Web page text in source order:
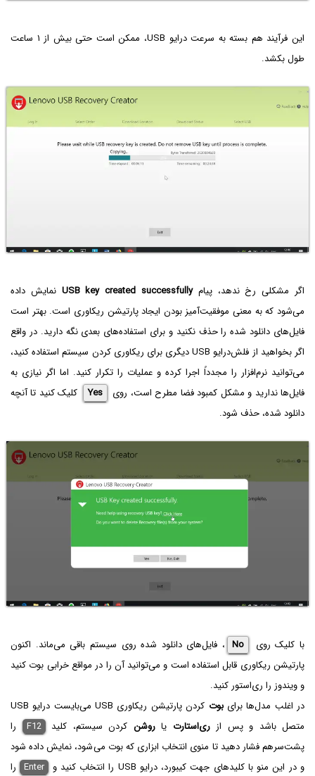
این فرآیند هم بسته به سرعت درایو USB، ممکن است حتی بیش از ۱ ساعت
طول بکشد.
اگر مشکلی رخ ندهد، پیامUSB key created successfully نمایش داده
می‌شود که به معنی موفقیت‌آمیز بودن ایجاد پارتیشن ریکاوری است. بهتر است
فایل‌های دانلود شده را حذف نکنید و برای استفاده‌های بعدی نگه دارید. در واقع
اگر بخواهید از فلش‌درایو USB دیگری برای ریکاوری کردن سیستم استفاده کنید،
می‌توانید نرم‌افزار را مجدداً اجرا کرده و عملیات را تکرار کنید. اما اگر نیازی به
فایل‌ها ندارید و مشکل کمبود فضا مطرح است، روی
Yes
کلیک کنید تا آنچه
دانلود شده، حذف شود.
با کلیک روی No ، فایل‌های دانلود شده روی سیستم باقی می‌ماند. اکنون
پارتیشن ریکاوری قابل استفاده است و می‌توانید آن را در مواقع خرابی بوت کنید
و ویندوز را ری‌استور کنید.
در اغلب مدل‌ها برایبوت
کردن پارتیشن ریکاوری USB می‌بایست درایو USB
متصل باشد و پس ازری‌استارت یاروشن کردن سیستم، کلید F12
را
پشت‌سر‌هم فشار دهید تا منوی انتخاب ابزاری که بوت می‌شود، نمایش داده شود
و در این منو با کلیدهای جهت کیبورد، درایو USB را انتخاب کنید و
Enter را